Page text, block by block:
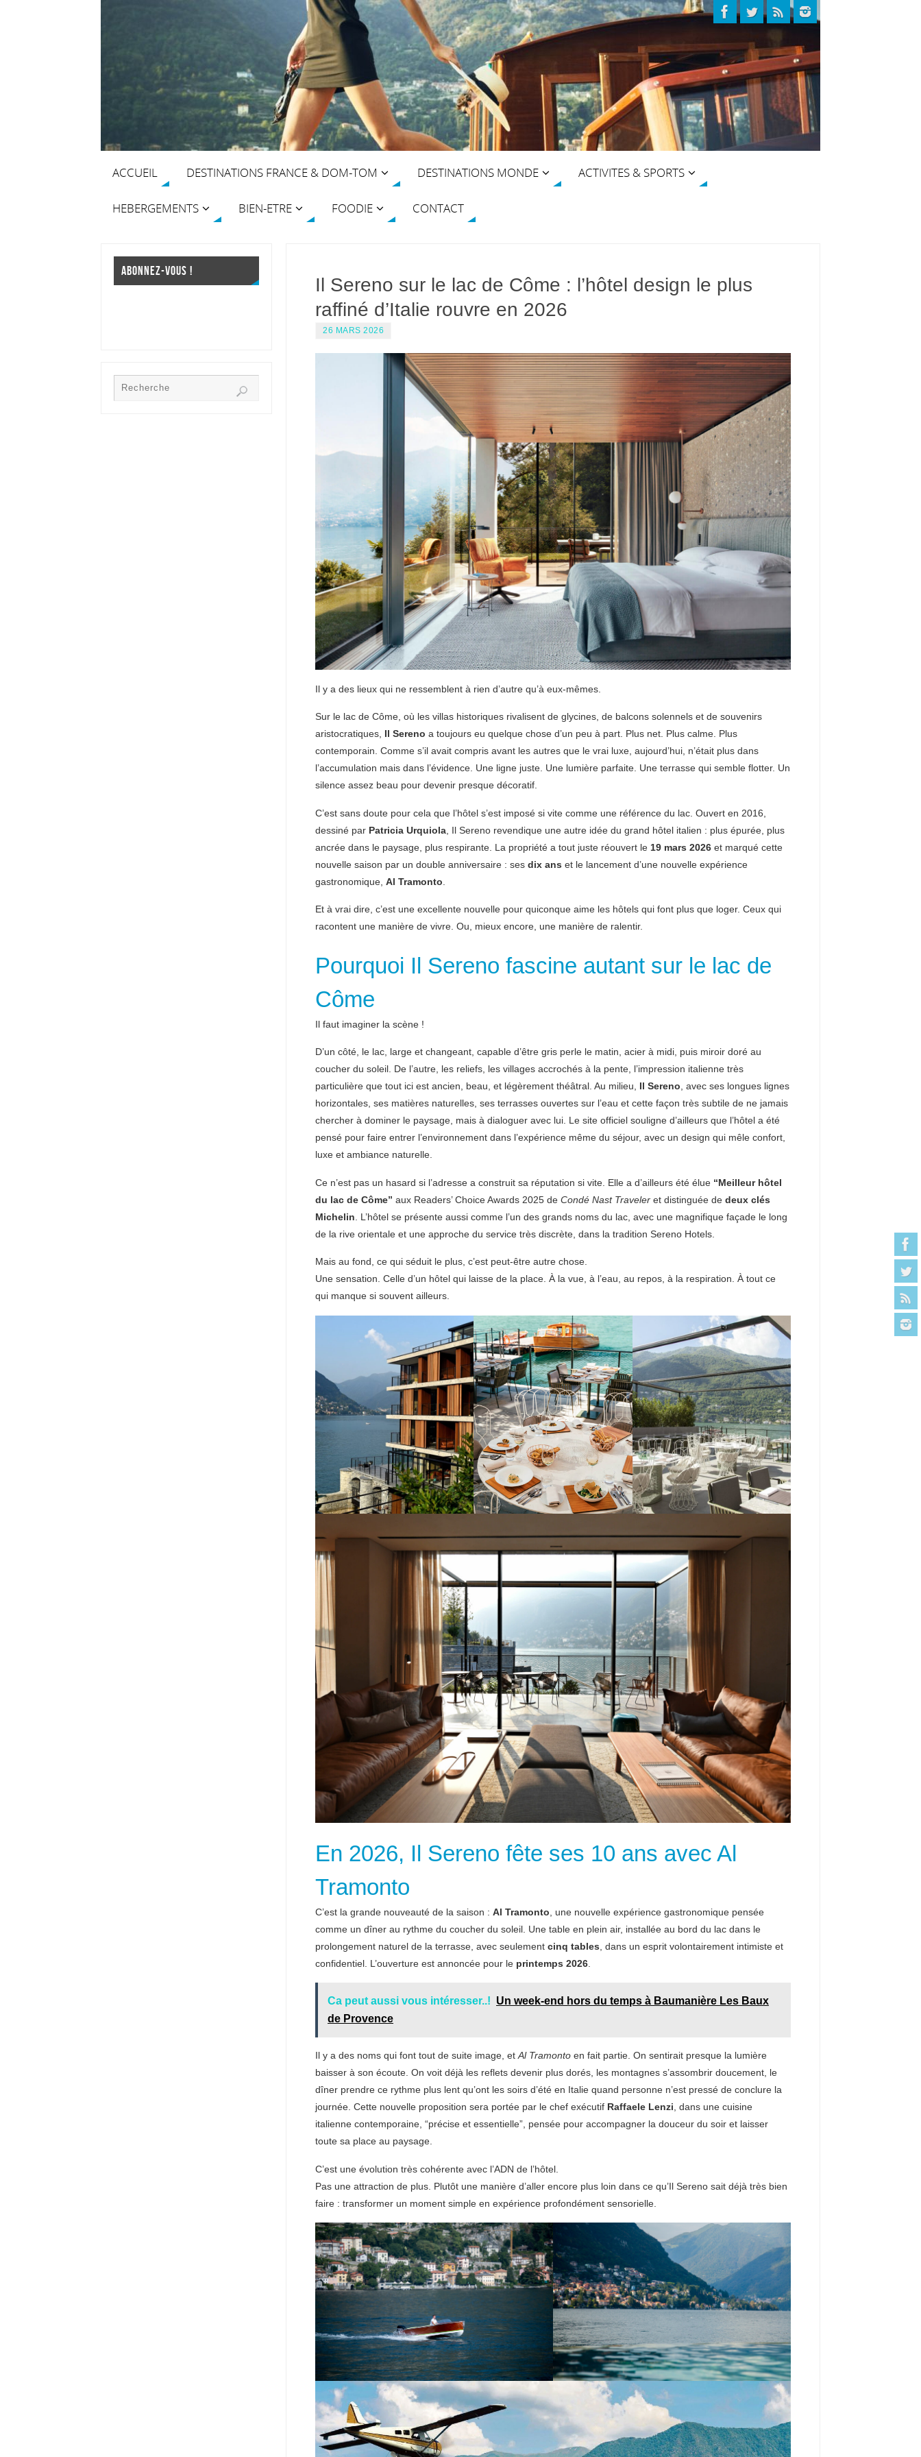
ACCUEIL DESTINATIONS FRANCE & DOM-TOM DESTINATIONS MONDE ACTIVITES & SPORTS
HEBERGEMENTS BIEN-ETRE FOODIE CONTACT
Il Sereno sur le lac de Côme : l’hôtel design le plus
raffiné d’Italie rouvre en 2026
26 MARS 2026
Il y a des lieux qui ne ressemblent à rien d’autre qu’à eux-mêmes.
Sur le lac de Côme, où les villas historiques rivalisent de glycines, de balcons solennels et de souvenirs
aristocratiques, Il Sereno a toujours eu quelque chose d’un peu à part. Plus net. Plus calme. Plus
contemporain. Comme s’il avait compris avant les autres que le vrai luxe, aujourd’hui, n’était plus dans
l’accumulation mais dans l’évidence. Une ligne juste. Une lumière parfaite. Une terrasse qui semble flotter. Un
silence assez beau pour devenir presque décoratif.
C’est sans doute pour cela que l’hôtel s’est imposé si vite comme une référence du lac. Ouvert en 2016,
dessiné par Patricia Urquiola , Il Sereno revendique une autre idée du grand hôtel italien : plus épurée, plus
ancrée dans le paysage, plus respirante. La propriété a tout juste réouvert le 19 mars 2026 et marqué cette
nouvelle saison par un double anniversaire : ses dix ans et le lancement d’une nouvelle expérience
gastronomique, Al Tramonto
Et à vrai dire, c’est une excellente nouvelle pour quiconque aime les hôtels qui font plus que loger. Ceux qui
racontent une manière de vivre. Ou, mieux encore, une manière de ralentir.
Pourquoi Il Sereno fascine autant sur le lac de
Côme
Il faut imaginer la scène !
D’un côté, le lac, large et changeant, capable d’être gris perle le matin, acier à midi, puis miroir doré au
coucher du soleil. De l’autre, les reliefs, les villages accrochés à la pente, l’impression italienne très
particulière que tout ici est ancien, beau, et légèrement théâtral. Au milieu, Il Sereno, avec ses longues lignes
horizontales, ses matières naturelles, ses terrasses ouvertes sur l’eau et cette façon très subtile de ne jamais
chercher à dominer le paysage, mais à dialoguer avec lui. Le site officiel souligne d’ailleurs que l’hôtel a été
pensé pour faire entrer l’environnement dans l’expérience même du séjour, avec un design qui mêle confort,
luxe et ambiance naturelle.
Ce n’est pas un hasard si l’adresse a construit sa réputation si vite. Elle a d’ailleurs été élue “Meilleur hôtel
du lac de Côme” aux Readers’ Choice Awards 2025 de Condé Nast Traveler et distinguée de deux clés
Michelin . L’hôtel se présente aussi comme l’un des grands noms du lac, avec une magnifique façade le long
de la rive orientale et une approche du service très discrète, dans la tradition Sereno Hotels.
Mais au fond, ce qui séduit le plus, c’est peut-être autre chose.
Une sensation. Celle d’un hôtel qui laisse de la place. À la vue, à l’eau, au repos, à la respiration. À tout ce
qui manque si souvent ailleurs.
En 2026, Il Sereno fête ses 10 ans avec Al
Tramonto
C’est la grande nouveauté de la saison : Al Tramonto , une nouvelle expérience gastronomique pensée
comme un dîner au rythme du coucher du soleil. Une table en plein air, installée au bord du lac dans le
prolongement naturel de la terrasse, avec seulement cinq tables , dans un esprit volontairement intimiste et
confidentiel. L’ouverture est annoncée pour le printemps 2026
Ca peut aussi vous intéresser..! Un week-end hors du temps à Baumanière Les Baux
de Provence
Il y a des noms qui font tout de suite image, et Al Tramonto en fait partie. On sentirait presque la lumière
baisser à son écoute. On voit déjà les reflets devenir plus dorés, les montagnes s’assombrir doucement, le
dîner prendre ce rythme plus lent qu’ont les soirs d’été en Italie quand personne n’est pressé de conclure la
journée. Cette nouvelle proposition sera portée par le chef exécutif Raffaele Lenzi , dans une cuisine
italienne contemporaine, “précise et essentielle”, pensée pour accompagner la douceur du soir et laisser
toute sa place au paysage.
C’est une évolution très cohérente avec l’ADN de l’hôtel.
Pas une attraction de plus. Plutôt une manière d’aller encore plus loin dans ce qu’Il Sereno sait déjà très bien
faire : transformer un moment simple en expérience profondément sensorielle.
ABONNEZ-VOUS !